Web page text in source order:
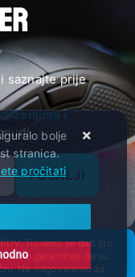
saznajte prije
i
POŠALJI
Trudimo se dati što
garantirati da su
Ne odgovaramo za
bolje
stranica.
pročitati